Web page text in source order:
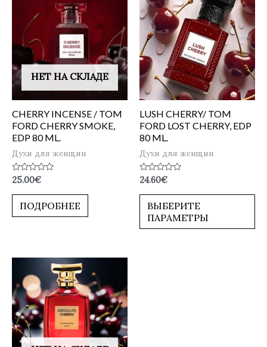
НЕТ НА СКЛАДЕ
CHERRY INCENSE / TOM
FORD CHERRY SMOKE,
EDP 80 ML.
Духи для женщин
Оценка
из
25.00€
ПОДРОБНЕЕ
LUSH CHERRY/ TOM
FORD LOST CHERRY, EDP
80 ML.
Духи для женщин
Оценка
из
24.60€
ВЫБЕРИТЕ
ПАРАМЕТРЫ